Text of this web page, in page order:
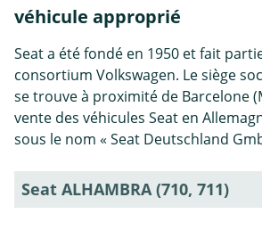
véhicule approprié
Seat a été fondé en 1950 et fait
consortium Volkswagen. Le siège
se trouve à proximité de Barcelone
vente des véhicules Seat en
sous le nom « Seat Deutschland
Seat ALHAMBRA (710, 711)